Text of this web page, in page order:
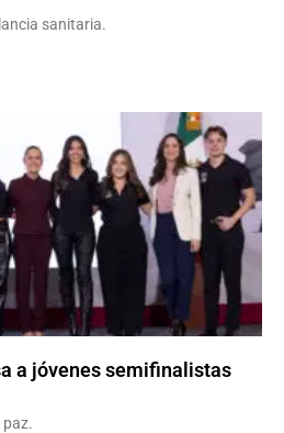
sanitaria.
a jóvenes semifinalistas